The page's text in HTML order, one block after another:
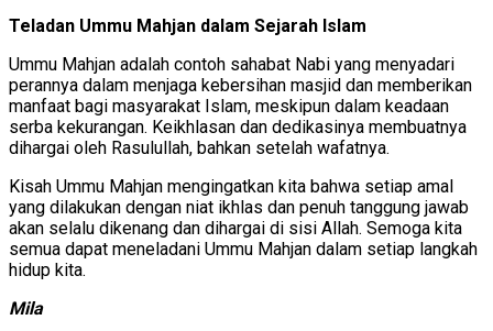
Teladan Ummu Mahjan dalam Sejarah Islam
Ummu Mahjan adalah contoh sahabat Nabi yang menyadari
perannya dalam menjaga kebersihan masjid dan memberikan
manfaat bagi masyarakat Islam, meskipun dalam keadaan
serba kekurangan. Keikhlasan dan dedikasinya membuatnya
dihargai oleh Rasulullah, bahkan setelah wafatnya.
Kisah Ummu Mahjan mengingatkan kita bahwa setiap amal
yang dilakukan dengan niat ikhlas dan penuh tanggung jawab
akan selalu dikenang dan dihargai di sisi Allah. Semoga kita
semua dapat meneladani Ummu Mahjan dalam setiap langkah
hidup kita.
Mila